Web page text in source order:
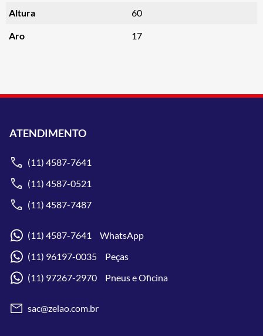
Altura 60
Aro 17
ATENDIMENTO
(11) 4587-7641
(11) 4587-0521
(11) 4587-7487
(11) 4587-7641 WhatsApp
(11) 96197-0035 Peças
(11) 97267-2970 Pneus e Oficina
sac@zelao.com.br